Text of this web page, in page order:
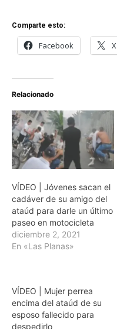
Comparte esto:
Facebook X
Relacionado
VÍDEO | Jóvenes sacan el
cadáver de su amigo del
ataúd para darle un último
paseo en motocicleta
diciembre 2, 2021
En «Las Planas»
VÍDEO | Mujer perrea
encima del ataúd de su
esposo fallecido para
despedirlo